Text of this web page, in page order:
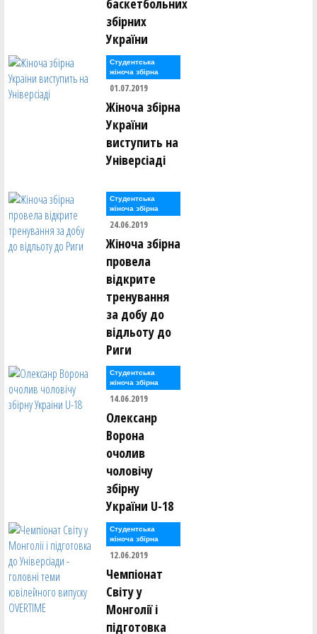
Ярослав Мурашко ()
Євген Нагорний ()
Олександр Нагорний ()
Дмитро Наседкін ()
Михайло Насонов ()
Михайло Невечеря ()
Роман Недоступ ()
Євгеній Непокритий ()
Богдан Нестеренко ()
Володимир Нестеров ()
катерина Обоянська ()
Олег Овчаренко ()
Арніс Озолс ()
Ірина Олейник ()
Євгеній Ольховський ()
Олександр Опарін ()
Валерія Опицько ()
Ганна Панамарьова ()
Ксенія Панькіна ()
Денис Парвадов ()
Ростислав Парнак ()
Вікторія Пасечник ()
Володимир Пєд'єв ()
Анатолій Пилипюк ()
Всеволод Пироженко ()
Денис Поворознюк ()
Микита Подтикан ()
Владислав Полоз ()
Денис Полтавський ()
Леся Полуяхтова ()
Максим Померанцев ()
Роман Пономаренко ()
Вадим Попов ()
Едуард Попов ()
Олександр Приходько ()
Дмитро Проценко ()
Вадим Пудзирей ()
Віталій Пустовалов ()
баскетбольних
збірних
України
Студентська
жіноча збірна
01.07.2019
Жіноча збірна
України
виступить на
Універсіаді
Студентська
жіноча збірна
24.06.2019
Жіноча збірна
провела
відкрите
тренування
за добу до
відльоту до
Риги
Студентська
жіноча збірна
14.06.2019
Олексанр
Ворона
очолив
чоловічу
збірну
України U-18
Студентська
жіноча збірна
12.06.2019
Чемпіонат
Світу у
Монголії і
підготовка